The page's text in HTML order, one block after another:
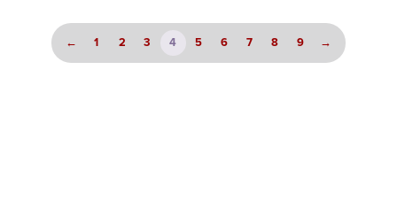
← 1 2 3 4 5 6 7 8 9 →